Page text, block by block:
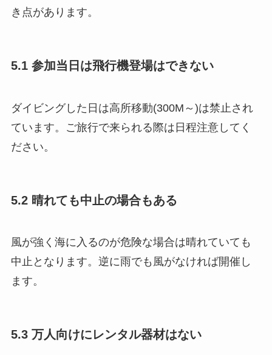
き点があります。
5.1 参加当日は飛行機登場はできない
ダイビングした日は高所移動(300M～)は禁止され
ています。ご旅行で来られる際は日程注意してく
ださい。
5.2 晴れても中止の場合もある
風が強く海に入るのが危険な場合は晴れていても
中止となります。逆に雨でも風がなければ開催し
ます。
5.3 万人向けにレンタル器材はない